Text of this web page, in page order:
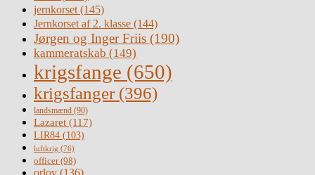
jernkorset(145)
Jernkorset af 2. klasse (144)
Jørgen og Inger Friis (190)
kammeratskab (149)
krigsfange (650)
krigsfanger (396)
landsmænd (90)
Lazaret (117)
LIR84 (103)
luftkrig (76)
officer(98)
orlov (136)